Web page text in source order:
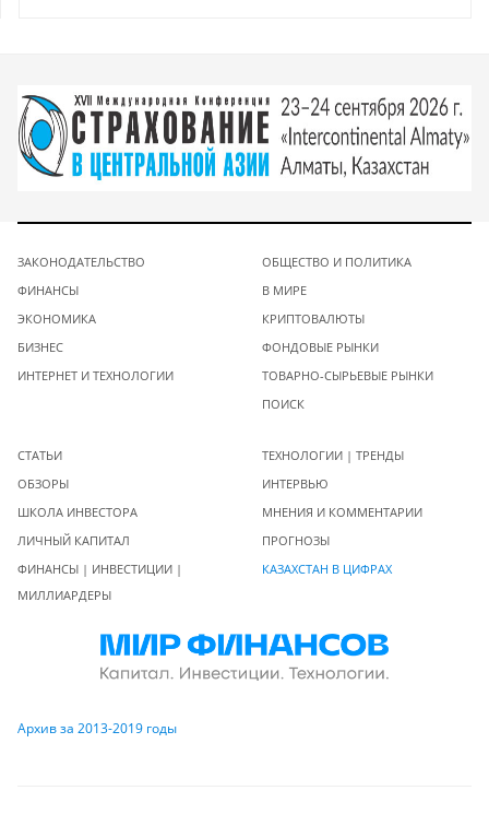
ЗАКОНОДАТЕЛЬСТВО
ФИНАНСЫ
ЭКОНОМИКА
БИЗНЕС
ИНТЕРНЕТ И ТЕХНОЛОГИИ
ОБЩЕСТВО И ПОЛИТИКА
В МИРЕ
КРИПТОВАЛЮТЫ
ФОНДОВЫЕ РЫНКИ
ТОВАРНО-СЫРЬЕВЫЕ РЫНКИ
ПОИСК
СТАТЬИ
ОБЗОРЫ
ШКОЛА ИНВЕСТОРА
ЛИЧНЫЙ КАПИТАЛ
ФИНАНСЫ | ИНВЕСТИЦИИ |
МИЛЛИАРДЕРЫ
ТЕХНОЛОГИИ | ТРЕНДЫ
ИНТЕРВЬЮ
МНЕНИЯ И КОММЕНТАРИИ
ПРОГНОЗЫ
КАЗАХСТАН В ЦИФРАХ
Архив за 2013-2019 годы